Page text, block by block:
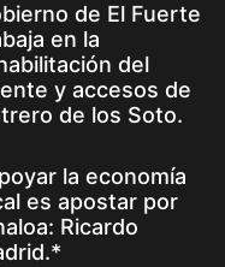
de El Fuerte
en la
del
y accesos de
de los Soto.
la economía
es apostar por
Ricardo